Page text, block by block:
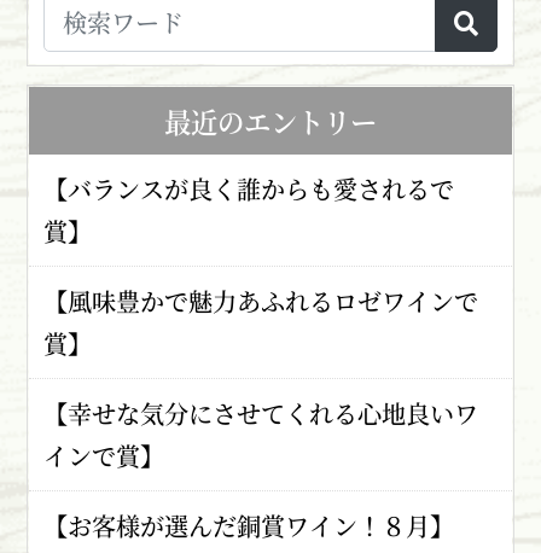
最近のエントリー
【バランスが良く誰からも愛されるで
賞】
【風味豊かで魅力あふれるロゼワインで
賞】
【幸せな気分にさせてくれる心地良いワ
インで賞】
【お客様が選んだ銅賞ワイン！８月】